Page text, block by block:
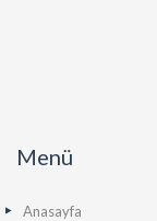
Menü
Anasayfa